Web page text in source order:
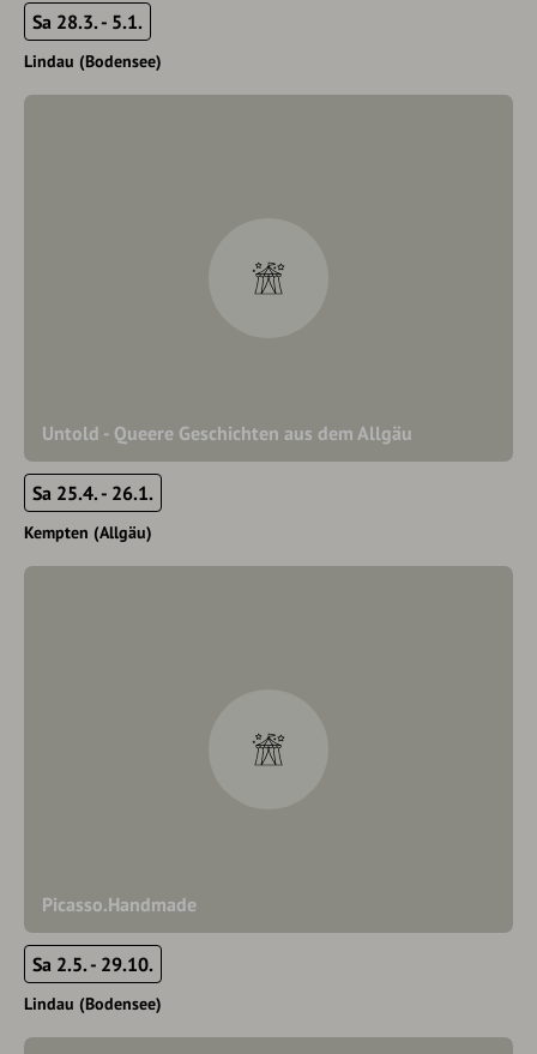
Sa 28.3. - 5.1.
Lindau (Bodensee)
Untold - Queere Geschichten aus dem Allgäu
Sa 25.4. - 26.1.
Kempten (Allgäu)
Picasso.Handmade
Sa 2.5. - 29.10.
Lindau (Bodensee)